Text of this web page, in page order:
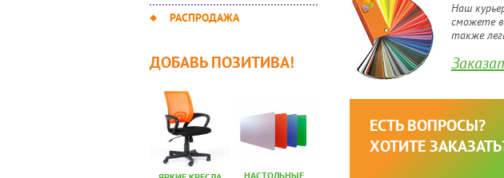
РАСПРОДАЖА
ДОБАВЬ ПОЗИТИВА!
НАСТОЛЬНЫЕ
Наш
сможете
также
ЕСТЬ ВОПРОСЫ?
ХОТИТЕ